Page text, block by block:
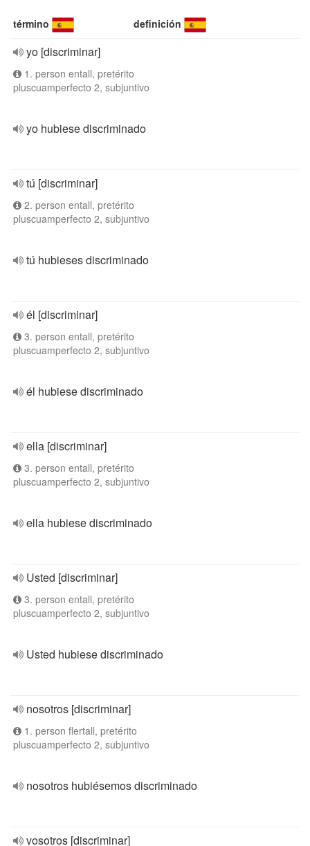
término definición
yo [discriminar]
1. person entall, pretérito
pluscuamperfecto 2, subjuntivo
yo hubiese discriminado
tú [discriminar]
2. person entall, pretérito
pluscuamperfecto 2, subjuntivo
tú hubieses discriminado
él [discriminar]
3. person entall, pretérito
pluscuamperfecto 2, subjuntivo
él hubiese discriminado
ella [discriminar]
3. person entall, pretérito
pluscuamperfecto 2, subjuntivo
ella hubiese discriminado
Usted [discriminar]
3. person entall, pretérito
pluscuamperfecto 2, subjuntivo
Usted hubiese discriminado
nosotros [discriminar]
1. person flertall, pretérito
pluscuamperfecto 2, subjuntivo
nosotros hubiésemos discriminado
vosotros [discriminar]